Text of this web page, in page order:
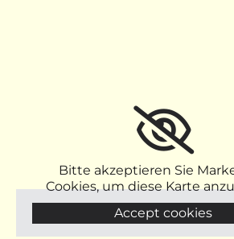
Bitte akzeptieren Sie
Cookies, um diese Karte
Accept cookies